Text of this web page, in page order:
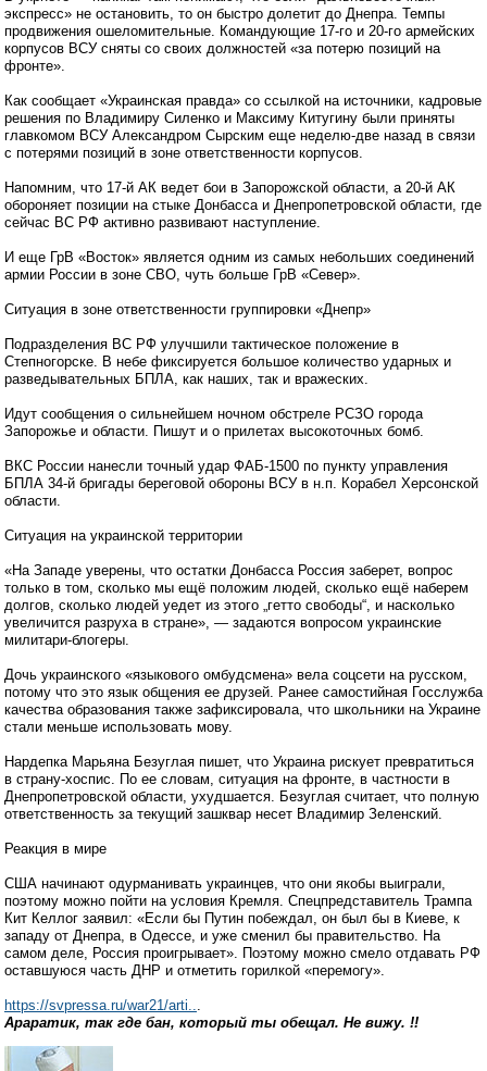
экспресс» не остановить, то он быстро долетит до Днепра. Темпы
продвижения ошеломительные. Командующие 17-го и 20-го армейских
корпусов ВСУ сняты со своих должностей «за потерю позиций на
фронте».
Как сообщает «Украинская правда» со ссылкой на источники, кадровые
решения по Владимиру Силенко и Максиму Китугину были приняты
главкомом ВСУ Александром Сырским еще неделю-две назад в связи
с потерями позиций в зоне ответственности корпусов.
Напомним, что 17-й АК ведет бои в Запорожской области, а 20-й АК
обороняет позиции на стыке Донбасса и Днепропетровской области, где
сейчас ВС РФ активно развивают наступление.
И еще ГрВ «Восток» является одним из самых небольших соединений
армии России в зоне СВО, чуть больше ГрВ «Север».
Ситуация в зоне ответственности группировки «Днепр»
Подразделения ВС РФ улучшили тактическое положение в
Степногорске. В небе фиксируется большое количество ударных и
разведывательных БПЛА, как наших, так и вражеских.
Идут сообщения о сильнейшем ночном обстреле РСЗО города
Запорожье и области. Пишут и о прилетах высокоточных бомб.
ВКС России нанесли точный удар ФАБ-1500 по пункту управления
БПЛА 34-й бригады береговой обороны ВСУ в н.п. Корабел Херсонской
области.
Ситуация на украинской территории
«На Западе уверены, что остатки Донбасса Россия заберет, вопрос
только в том, сколько мы ещё положим людей, сколько ещё наберем
долгов, сколько людей уедет из этого „гетто свободы“, и насколько
увеличится разруха в стране», — задаются вопросом украинские
милитари-блогеры.
Дочь украинского «языкового омбудсмена» вела соцсети на русском,
потому что это язык общения ее друзей. Ранее самостийная Госслужба
качества образования также зафиксировала, что школьники на Украине
стали меньше использовать мову.
Нардепка Марьяна Безуглая пишет, что Украина рискует превратиться
в страну-хоспис. По ее словам, ситуация на фронте, в частности в
Днепропетровской области, ухудшается. Безуглая считает, что полную
ответственность за текущий зашквар несет Владимир Зеленский.
Реакция в мире
США начинают одурманивать украинцев, что они якобы выиграли,
поэтому можно пойти на условия Кремля. Спецпредставитель Трампа
Кит Келлог заявил: «Если бы Путин побеждал, он был бы в Киеве, к
западу от Днепра, в Одессе, и уже сменил бы правительство. На
самом деле, Россия проигрывает». Поэтому можно смело отдавать РФ
оставшуюся часть ДНР и отметить горилкой «перемогу».
https://svpressa.ru/war21/arti...
Араратик, так где бан, который ты обещал. Не вижу. !!